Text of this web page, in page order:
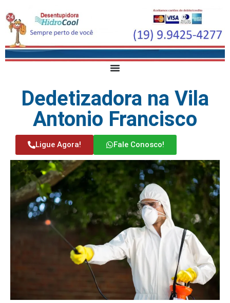
Dedetizadora na Vila
Antonio Francisco
Ligue Agora! Fale Conosco!